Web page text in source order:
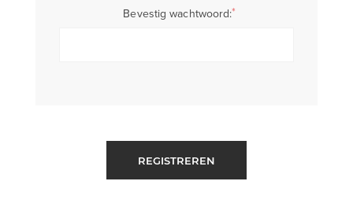
Bevestig wachtwoord:*
REGISTREREN